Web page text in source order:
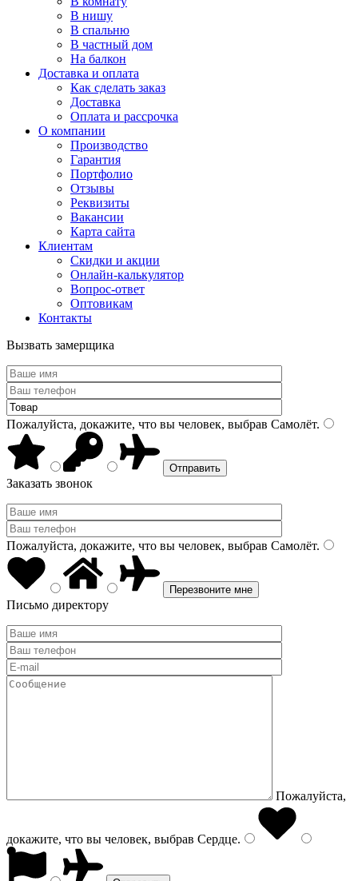
В нишу
В спальню
В частный дом
На балкон
Доставка и оплата
Как сделать заказ
Доставка
Оплата и рассрочка
О компании
Производство
Гарантия
Портфолио
Отзывы
Реквизиты
Вакансии
Карта сайта
Клиентам
Скидки и акции
Онлайн-калькулятор
Вопрос-ответ
Оптовикам
Контакты
Вызвать замерщика
Пожалуйста, докажите, что вы человек, выбрав Самолёт.
Заказать звонок
Пожалуйста, докажите, что вы человек, выбрав Самолёт.
Письмо директору
Пожалуйста,
докажите, что вы человек, выбрав Сердце.